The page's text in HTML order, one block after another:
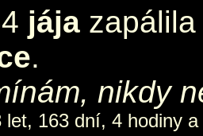
jája
.
nikdy
let, 163 dní, 4 hodiny